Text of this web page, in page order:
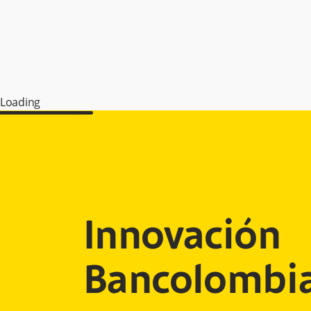
Loading
Innovación